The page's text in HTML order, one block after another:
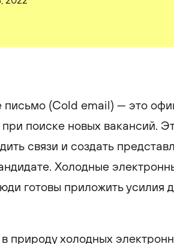
письмо (Cold email) — это
поиске новых вакансий.
связи и создать
Холодные
готовы приложить усилия
природу холодных